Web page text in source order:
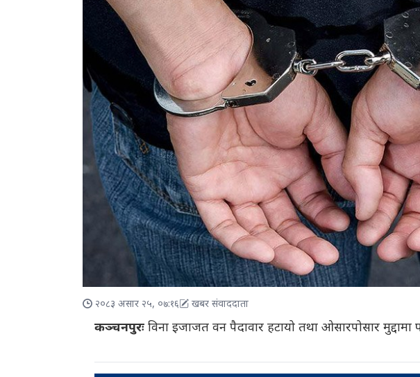
२०८३ असार २५, ०७:१६ खबर संवाददाता
कञ्चनपुरःविना इजाजत वन पैदावार हटायो तथा ओसारपोसार